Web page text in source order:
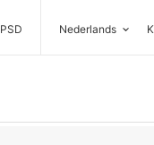
PSD Nederlands